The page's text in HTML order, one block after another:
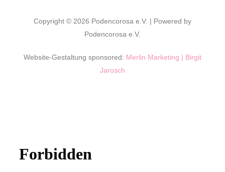
Copyright © 2026 Podencorosa e.V. | Powered by
Podencorosa e.V.
Website-Gestaltung sponsored: Merlin Marketing | Birgit
Jarosch